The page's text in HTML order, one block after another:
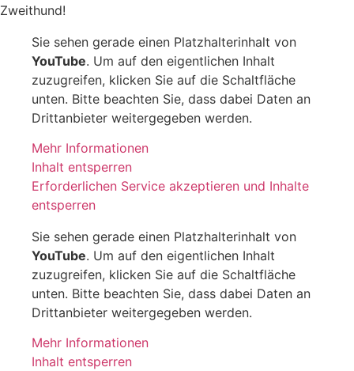
Zweithund!
Sie sehen gerade einen Platzhalterinhalt von
YouTube. Um auf den eigentlichen Inhalt
zuzugreifen, klicken Sie auf die Schaltfläche
unten. Bitte beachten Sie, dass dabei Daten an
Drittanbieter weitergegeben werden.
Mehr Informationen
Inhalt entsperren
Erforderlichen Service akzeptieren und Inhalte
entsperren
Sie sehen gerade einen Platzhalterinhalt von
YouTube. Um auf den eigentlichen Inhalt
zuzugreifen, klicken Sie auf die Schaltfläche
unten. Bitte beachten Sie, dass dabei Daten an
Drittanbieter weitergegeben werden.
Mehr Informationen
Inhalt entsperren